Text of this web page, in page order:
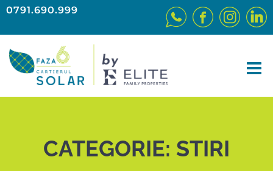
0791.690.999
CATEGORIE: STIRI